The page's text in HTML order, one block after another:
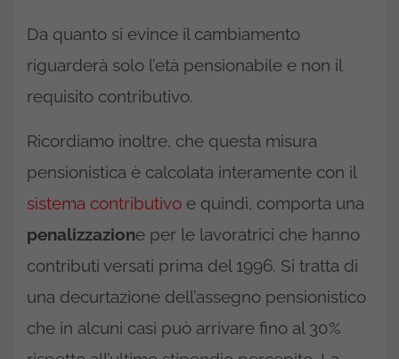
Da quanto si evince il cambiamento
riguarderà solo l’età pensionabile e non il
requisito contributivo.
Ricordiamo inoltre, che questa misura
pensionistica è calcolata interamente con il
sistema contributivo e quindi, comporta una
penalizzazione per le lavoratrici che hanno
contributi versati prima del 1996. Si tratta di
una decurtazione dell’assegno pensionistico
che in alcuni casi può arrivare fino al 30%